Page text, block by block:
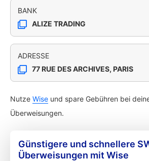
BANK
ALIZE TRADING
ADRESSE
77 RUE DES ARCHIVES, PARIS
Nutze Wise und spare Gebühren bei
Überweisungen.
Günstigere und schnellere
Überweisungen mit Wise